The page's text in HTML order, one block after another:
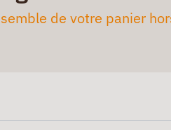
de votre panier